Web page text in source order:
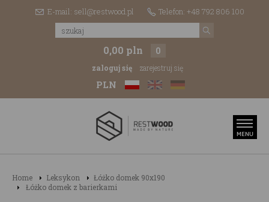
E-mail: sell@restwood.pl Telefon: +48 792 806 100
0,00 pln 0
zaloguj się zarejestruj się
PLN
Home Leksykon
Łóżko domek 90x190
Łóżko domek z barierkami